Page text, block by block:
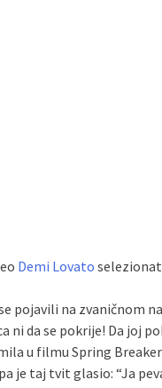
Demi Lovato
pojavili na zvaničnom
ni da se pokrije! Da joj
u filmu Spring
je taj tvit glasio: “Ja